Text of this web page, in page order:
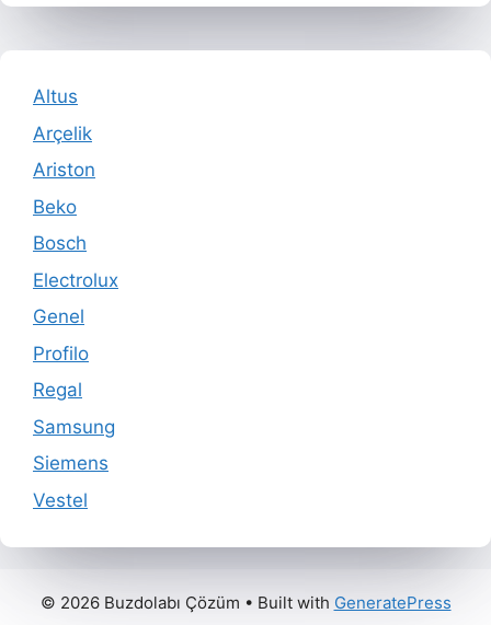
Altus
Arçelik
Ariston
Beko
Bosch
Electrolux
Genel
Profilo
Regal
Samsung
Siemens
Vestel
© 2026 Buzdolabı Çözüm • Built with GeneratePress